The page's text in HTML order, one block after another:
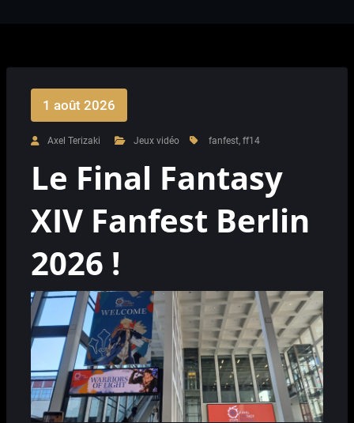
1 août 2026
Axel Terizaki Jeux vidéo fanfest, ff14
Le Final Fantasy
XIV Fanfest Berlin
2026 !